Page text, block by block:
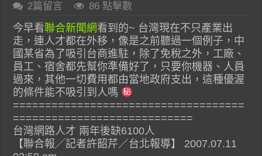
2篇留言
86 點擊數
今早看聯合新聞網看到的~ 台灣現在不只產業出
走，連人才都在外移，像是之前聽過一個例子，中
國某省為了吸引台商進駐，除了免稅之外，工廠、
員工、宿舍都先幫你準備好了，只要你機器、人員
過來，其他一切費用都由當地政府支出，這種優渥
的條件能不吸引到人嗎
====================================
============================
台灣網路人才 兩年後缺6100人
【聯合報╱記者許韶芹／台北報導】 2007.07.11